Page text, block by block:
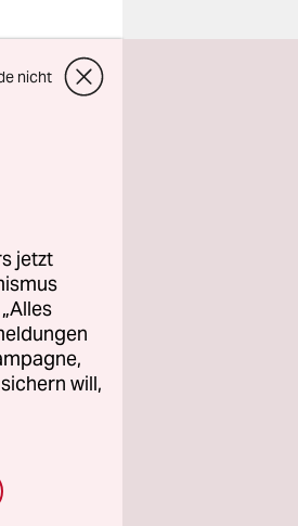
nicht
jetzt
will,